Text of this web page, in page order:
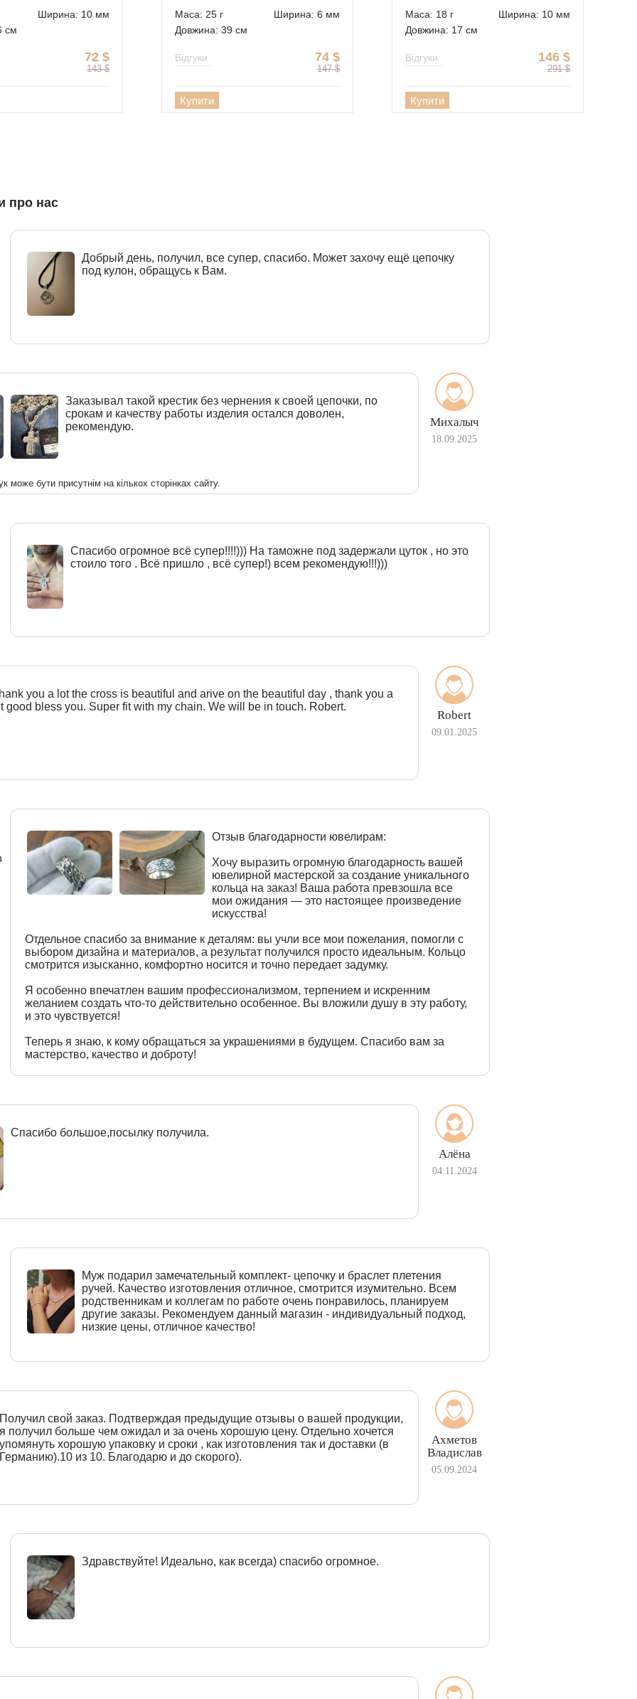
Ширина: 10 мм
см
72 $
143 $
Маса: 25 г
Ширина: 6 мм
Довжина: 39 см
74 $
147 $
Відгуки
Купити
Маса: 18 г
Ширина: 10 мм
Довжина: 17 см
146 $
291 $
Відгуки
Купити
про нас
Добрый день, получил, все супер, спасибо. Может захочу ещё цепочку
под кулон, обращусь к Вам.
Михалыч
18.09.2025
Заказывал такой крестик без чернения к своей цепочки, по
срокам и качеству работы изделия остался доволен,
рекомендую.
може бути присутнім на кількох сторінках сайту.
Спасибо огромное всё супер!!!!))) На таможне под задержали цуток , но это
стоило того . Всё пришло , всё супер!) всем рекомендую!!!)))
Robert
09.01.2025
you a lot the cross is beautiful and arive on the beautiful day , thank you a
good bless you. Super fit with my chain. We will be in touch. Robert.
Отзыв благодарности ювелирам:
Хочу выразить огромную благодарность вашей
ювелирной мастерской за создание уникального
кольца на заказ! Ваша работа превзошла все
мои ожидания — это настоящее произведение
искусства!
Отдельное спасибо за внимание к деталям: вы учли все мои пожелания, помогли с
выбором дизайна и материалов, а результат получился просто идеальным. Кольцо
смотрится изысканно, комфортно носится и точно передает задумку.
Я особенно впечатлен вашим профессионализмом, терпением и искренним
желанием создать что-то действительно особенное. Вы вложили душу в эту работу,
и это чувствуется!
Теперь я знаю, к кому обращаться за украшениями в будущем. Спасибо вам за
мастерство, качество и доброту!
Алёна
04.11.2024
Спасибо большое,посылку получила.
Муж подарил замечательный комплект- цепочку и браслет плетения
ручей. Качество изготовления отличное, смотрится изумительно. Всем
родственникам и коллегам по работе очень понравилось, планируем
другие заказы. Рекомендуем данный магазин - индивидуальный подход,
низкие цены, отличное качество!
Ахметов
Владислав
05.09.2024
Получил свой заказ. Подтверждая предыдущие отзывы о вашей продукции,
я получил больше чем ожидал и за очень хорошую цену. Отдельно хочется
упомянуть хорошую упаковку и сроки , как изготовления так и доставки (в
Германию).10 из 10. Благодарю и до скорого).
Здравствуйте! Идеально, как всегда) спасибо огромное.